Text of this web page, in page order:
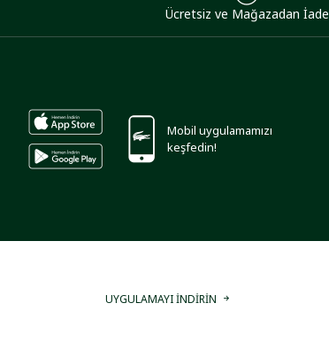
Ücretsiz ve Mağazadan İade
Mobil uygulamamızı
keşfedin!
UYGULAMAYI İNDİRİN